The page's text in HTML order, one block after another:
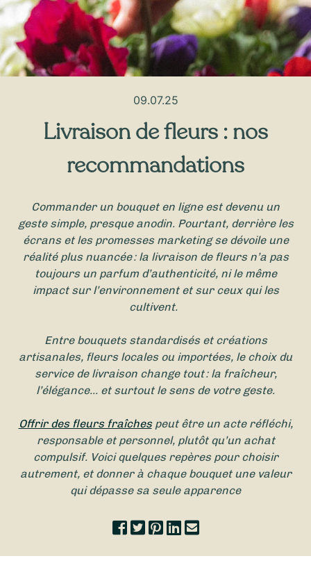
09.07.25
Livraison de fleurs : nos
recommandations
Commander un bouquet en ligne est devenu un
geste simple, presque anodin. Pourtant, derrière les
écrans et les promesses marketing se dévoile une
réalité plus nuancée : la livraison de fleurs n’a pas
toujours un parfum d’authenticité, ni le même
impact sur l’environnement et sur ceux qui les
cultivent.
Entre bouquets standardisés et créations
artisanales, fleurs locales ou importées, le choix du
service de livraison change tout : la fraîcheur,
l’élégance… et surtout le sens de votre geste.
Offrir des fleurs fraîchespeut être un acte réfléchi,
responsable et personnel, plutôt qu’un achat
compulsif. Voici quelques repères pour choisir
autrement, et donner à chaque bouquet une valeur
qui dépasse sa seule apparence